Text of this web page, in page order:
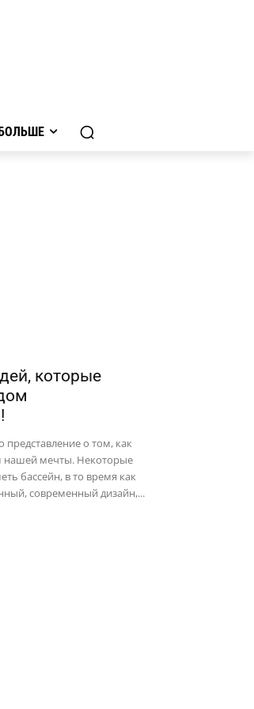
которые
о том, как
нашей мечты. Некоторые
бассейн, в то время как
современный дизайн,...